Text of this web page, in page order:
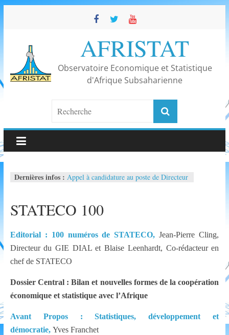
AFRISTAT
Observatoire Economique et Statistique
d'Afrique Subsaharienne
Dernières infos : Appel à candidature au poste de Directeur
50ème réunion du Comité de direction
d’AFRISTAT
Afrique subsaharienne
Parution de La Lettre d’AFRISTAT n°116
STATECO 100
Editorial : 100 numéros de STATECO, Jean-Pierre Cling,
Directeur du GIE DIAL et Blaise Leenhardt, Co-rédacteur en
chef de STATECO
Dossier Central : Bilan et nouvelles formes de la coopération
économique et statistique avec l’Afrique
Avant Propos : Statistiques, développement et
démocratie,Yves Franchet